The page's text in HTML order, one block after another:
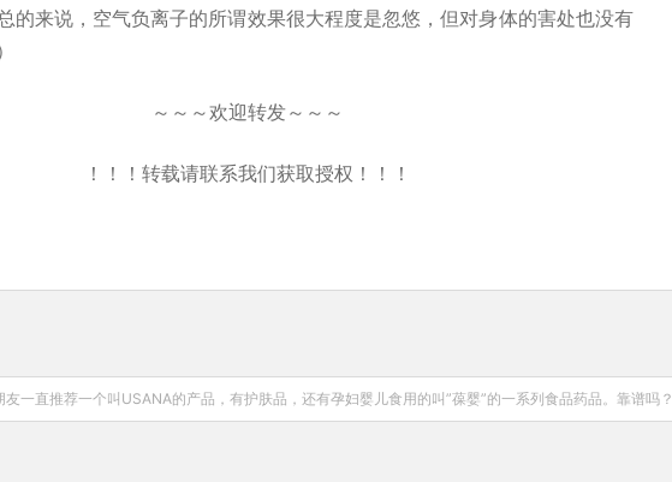
的来说，空气负离子的所谓效果很大程度是忽悠，但对身体的害处也没有
～～～欢迎转发～～～
！！！转载请联系我们获取授权！！！
友一直推荐一个叫USANA的产品，有护肤品，还有孕妇婴儿食用的叫”葆婴”的一系列食品药品。靠谱吗？